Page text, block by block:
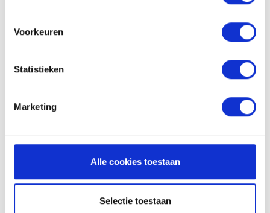
Voorkeuren
Statistieken
Marketing
Alle cookies toestaan
Selectie toestaan
Koffie Break met Stijn: Brand Manager
TimeChimp